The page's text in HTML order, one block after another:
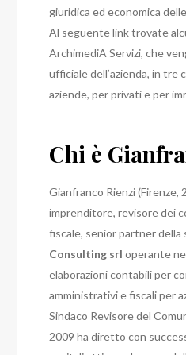
giuridica ed economica
Al seguente link trovate
ArchimediA Servizi, che
ufficiale dell’azienda, in tre
aziende, per privati e per
Chi è
Gianfranco Rienzi
imprenditore, revisore dei
fiscale, senior partner
Consulting srl operante
elaborazioni contabili per
amministrativi e fiscali per
Sindaco Revisore del
2009 ha diretto con